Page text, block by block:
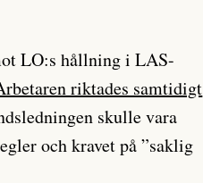
LO:s hållning i LAS-
riktades samtidigt
skulle vara
och kravet på ”saklig